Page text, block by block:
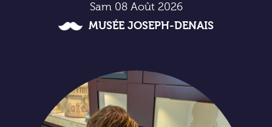
Sam 08 Août 2026
MUSÉE JOSEPH-DENAIS